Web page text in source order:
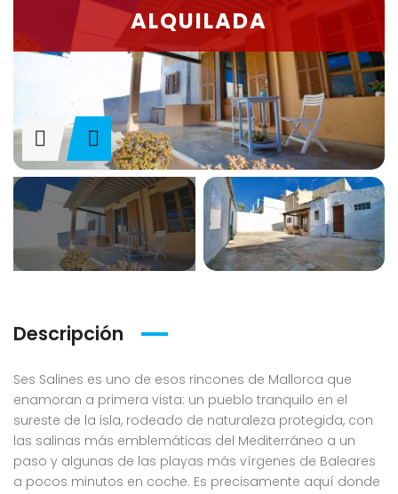
ALQUILADA
Descripción
Ses Salines es uno de esos rincones de Mallorca que
enamoran a primera vista: un pueblo tranquilo en el
sureste de la isla, rodeado de naturaleza protegida, con
las salinas más emblemáticas del Mediterráneo a un
paso y algunas de las playas más vírgenes de Baleares
a pocos minutos en coche. Es precisamente aquí donde